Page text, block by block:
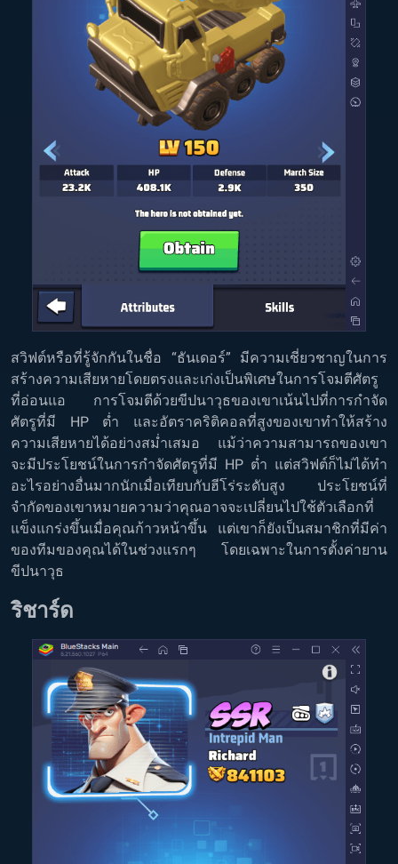
สวิฟต์หรือที่รู้จักกันในชื่อ “ธันเดอร์” มีความเชี่ยวชาญในการ
สร้างความเสียหายโดยตรงและเก่งเป็นพิเศษในการโจมตีศัตรู
ที่อ่อนแอ การโจมตีด้วยขีปนาวุธของเขาเน้นไปที่การกำจัด
ศัตรูที่มี HP ต่ำ และอัตราคริติคอลที่สูงของเขาทำให้สร้าง
ความเสียหายได้อย่างสม่ำเสมอ แม้ว่าความสามารถของเขา
จะมีประโยชน์ในการกำจัดศัตรูที่มี HP ต่ำ แต่สวิฟต์ก็ไม่ได้ทำ
อะไรอย่างอื่นมากนักเมื่อเทียบกับฮีโร่ระดับสูง ประโยชน์ที่
จำกัดของเขาหมายความว่าคุณอาจจะเปลี่ยนไปใช้ตัวเลือกที่
แข็งแกร่งขึ้นเมื่อคุณก้าวหน้าขึ้น แต่เขาก็ยังเป็นสมาชิกที่มีค่า
ของทีมของคุณได้ในช่วงแรกๆ โดยเฉพาะในการตั้งค่ายาน
ขีปนาวุธ
ริชาร์ด